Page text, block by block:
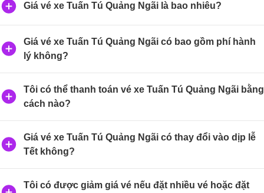
Giá vé xe Tuấn Tú Quảng Ngãi là bao nhiêu?
Giá vé xe Tuấn Tú Quảng Ngãi có bao gồm phí hành
lý không?
Tôi có thể thanh toán vé xe Tuấn Tú Quảng Ngãi bằng
cách nào?
Giá vé xe Tuấn Tú Quảng Ngãi có thay đổi vào dịp lễ
Tết không?
Tôi có được giảm giá vé nếu đặt nhiều vé hoặc đặt